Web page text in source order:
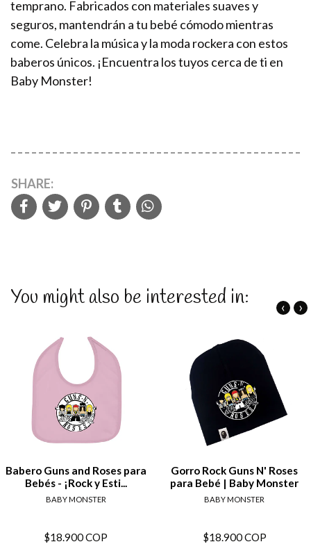
temprano. Fabricados con materiales suaves y
seguros, mantendrán a tu bebé cómodo mientras
come. Celebra la música y la moda rockera con estos
baberos únicos. ¡Encuentra los tuyos cerca de ti en
Baby Monster!
SHARE:
You might also be interested in:
Babero Guns and Roses para
Bebés - ¡Rock y Esti...
BABY MONSTER
$18.900 COP
Gorro Rock Guns N' Roses
para Bebé | Baby Monster
BABY MONSTER
$18.900 COP
‹ ›